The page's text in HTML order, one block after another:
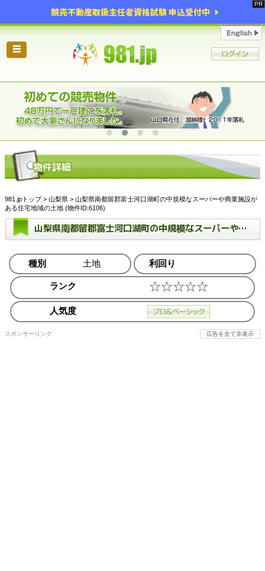
競売不動産取扱主任者資格試験 申込受付中
☰
981.jpトップ> 山梨県 > 山梨県南都留郡富士河口湖町の中規模なスーパーや商業施設が
ある住宅地域の土地 (物件ID:6106)
山梨県南都留郡富士河口湖町の中規模なスーパーや商業施設がある住宅地域の土地
種別 土地 利回り
ランク
人気度
スポンサーリンク 広告を全て非表示